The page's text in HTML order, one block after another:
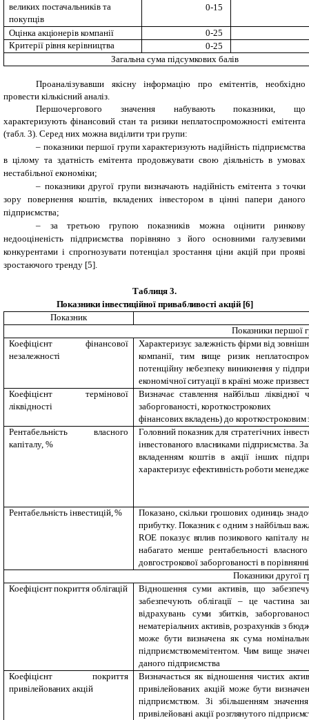
великих постачальників та
покупців
0-15
Оцінка акціонерів компанії
0-25
Критерії рівня керівництва
0-25
Загальна сума підсумкових балів
Проаналізувавши якісну інформацію про емітентів, необхідно
провести кількісний аналіз.
Першочергового значення набувають показники, що
характеризують фінансовий стан та ризики неплатоспроможності емітента
(табл. 3). Серед них можна виділити три групи:
– показники першої групи характеризують надійність підприємства
в цілому та здатність емітента продовжувати свою діяльність в умовах
нестабільної економіки;
– показники другої групи визначають надійність емітента з точки
зору повернення коштів, вкладених інвестором в цінні папери даного
підприємства;
–
за третьою групою показників можна оцінити ринкову
недооціненість підприємства порівняно з його основними галузевими
конкурентами і спрогнозувати потенціал зростання ціни акцій при прояві
зростаючого тренду [5]
Таблиця 3.
Показники інвестиційної привабливості акцій [6]
Показник
Показники першої
Коефіцієнт фінансової
незалежності
Характеризує залежність фірми від
компанії, тим вище ризик
потенційну небезпеку виникнення у
економічної ситуації в країні може
Коефіцієнт термінової
ліквідності
Визначає ставлення найбільш
заборгованості, короткострокових
фінансових вкладень) до короткостроковим
Рентабельність власного
капіталу, %
Головний показник для стратегічних
інвестованого власниками підприємства.
вкладенням коштів в акції інших
характеризує ефективність роботи
Рентабельність інвестицій, %
Показано, скільки грошових одиниць
прибутку. Показник є одним з найбільш
ROE показує вплив позикового
набагато менше рентабельності
довгострокової заборгованості в
Показники другої
Коефіцієнт покриття облігацій
Відношення суми активів, що
забезпечують облігації – це частина
відрахувань суми збитків,
нематеріальних активів, розрахунків з
може бути визначена як сума
підприємством­емітентом. Чим вище
даного підприємства
Коефіцієнт покриття
привілейованих акцій
Визначається як відношення чистих
привілейованих акцій може бути
підприємством. Зі збільшенням
привілейовані акції розглянутого